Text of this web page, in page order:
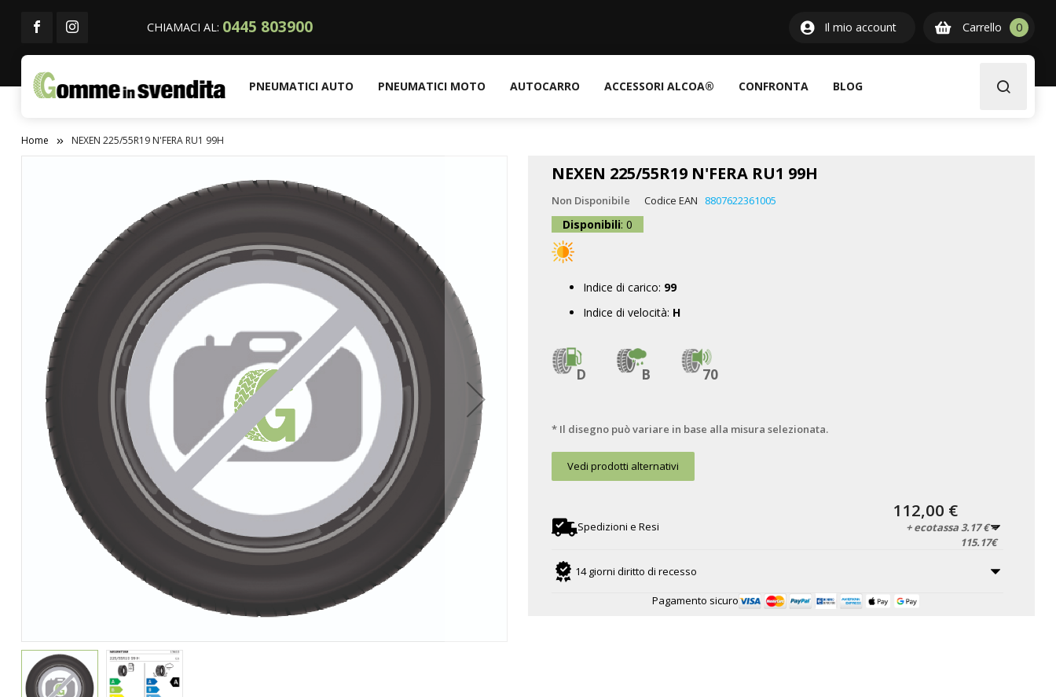
CHIAMACI AL: 0445 803900 Il mio account Carrello 00
PNEUMATICI AUTO PNEUMATICI MOTO AUTOCARRO ACCESSORI ALCOA® CONFRONTA BLOG
Home NEXEN 225/55R19 N'FERA RU1 99H
NEXEN 225/55R19 N'FERA RU1 99H
Non Disponibile Codice EAN 8807622361005
Disponibili: 0
Indice di carico: 99
Indice di velocità: H
D B 70
* Il disegno può variare in base alla misura selezionata.
Vedi prodotti alternativi
Spedizioni e Resi
14 giorni diritto di recesso
Pagamento sicuro
112,00 €
+ ecotassa 3.17 € =
115.17€